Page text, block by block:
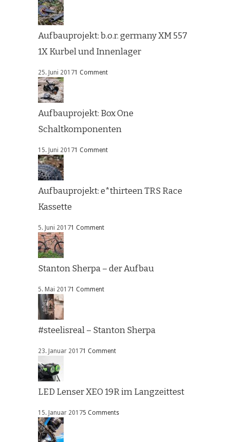
Aufbauprojekt: b.o.r. germany XM 557
1X Kurbel und Innenlager
25. Juni 20171 Comment
Aufbauprojekt: Box One
Schaltkomponenten
15. Juni 20171 Comment
Aufbauprojekt: e*thirteen TRS Race
Kassette
5. Juni 20171 Comment
Stanton Sherpa – der Aufbau
5. Mai 20171 Comment
#steelisreal – Stanton Sherpa
23. Januar 20171 Comment
LED Lenser XEO 19R im Langzeittest
15. Januar 20175 Comments